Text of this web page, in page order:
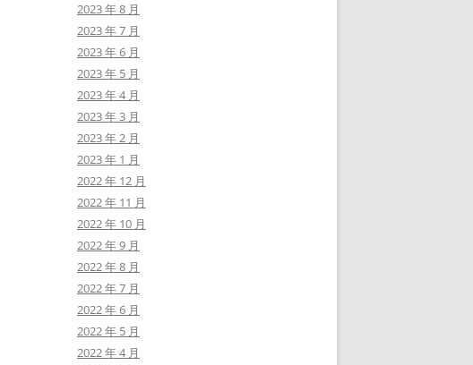
2023 年 8 月
2023 年 7 月
2023 年 6 月
2023 年 5 月
2023 年 4 月
2023 年 3 月
2023 年 2 月
2023 年 1 月
2022 年 12 月
2022 年 11 月
2022 年 10 月
2022 年 9 月
2022 年 8 月
2022 年 7 月
2022 年 6 月
2022 年 5 月
2022 年 4 月